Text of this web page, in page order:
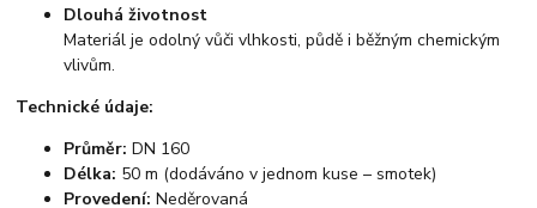
Dlouhá životnost
Materiál je odolný vůči vlhkosti, půdě i běžným chemickým
vlivům.
Technické údaje:
Průměr: DN 160
Délka: 50 m (dodáváno v jednom kuse – smotek)
Provedení: Neděrovaná